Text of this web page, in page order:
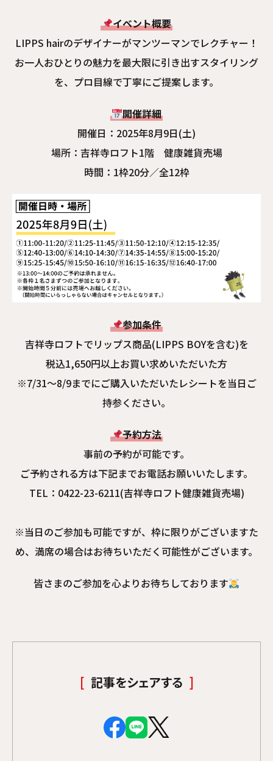
イベント概要
LIPPS hairのデザイナーがマンツーマンでレクチャー！
お一人おひとりの魅力を最大限に引き出すスタイリング
を、プロ目線で丁寧にご提案します。
開催詳細
開催日：2025年8月9日(土)
場所：吉祥寺ロフト1階 健康雑貨売場
時間：1枠20分／全12枠
参加条件
吉祥寺ロフトでリップス商品(LIPPS BOYを含む)を
税込1,650円以上お買い求めいただいた方
※7/31～8/9までにご購入いただいたレシートを当日ご
持参ください。
予約方法
事前の予約が可能です。
ご予約される方は下記までお電話お願いいたします。
TEL：0422-23-6211(吉祥寺ロフト健康雑貨売場)
※当日のご参加も可能ですが、枠に限りがございますた
め、満席の場合はお待ちいただく可能性がございます。
皆さまのご参加を心よりお待ちしております
記事をシェアする